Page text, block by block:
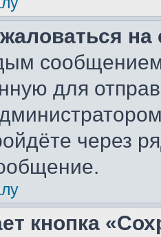
сообщением
для
через
кнопка